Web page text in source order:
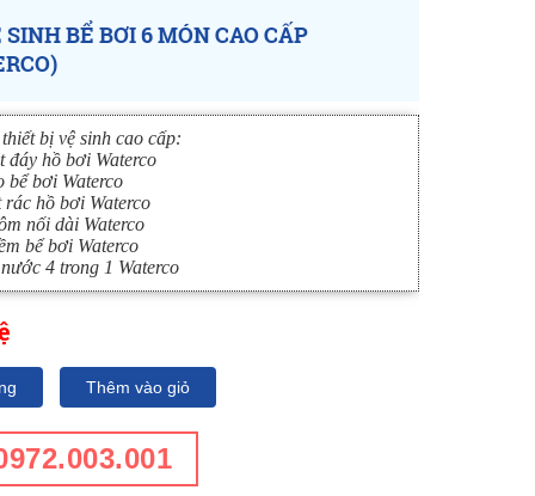
SINH BỂ BƠI 6 MÓN CAO CẤP
bị vệ sinh cao cấp:
đáy hồ bơi Waterco
bể bơi Waterco
hồ bơi Waterco
nối dài Waterco
bể bơi Waterco
4 trong 1 Waterco
Thêm vào giỏ